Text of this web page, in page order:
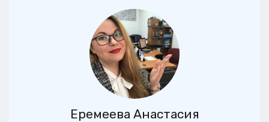
Еремеева Анастасия